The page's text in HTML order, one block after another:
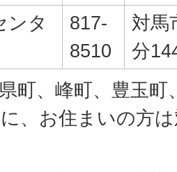
ンタ
817-
8510
対馬
分
町、峰町、豊玉
、お住まいの方